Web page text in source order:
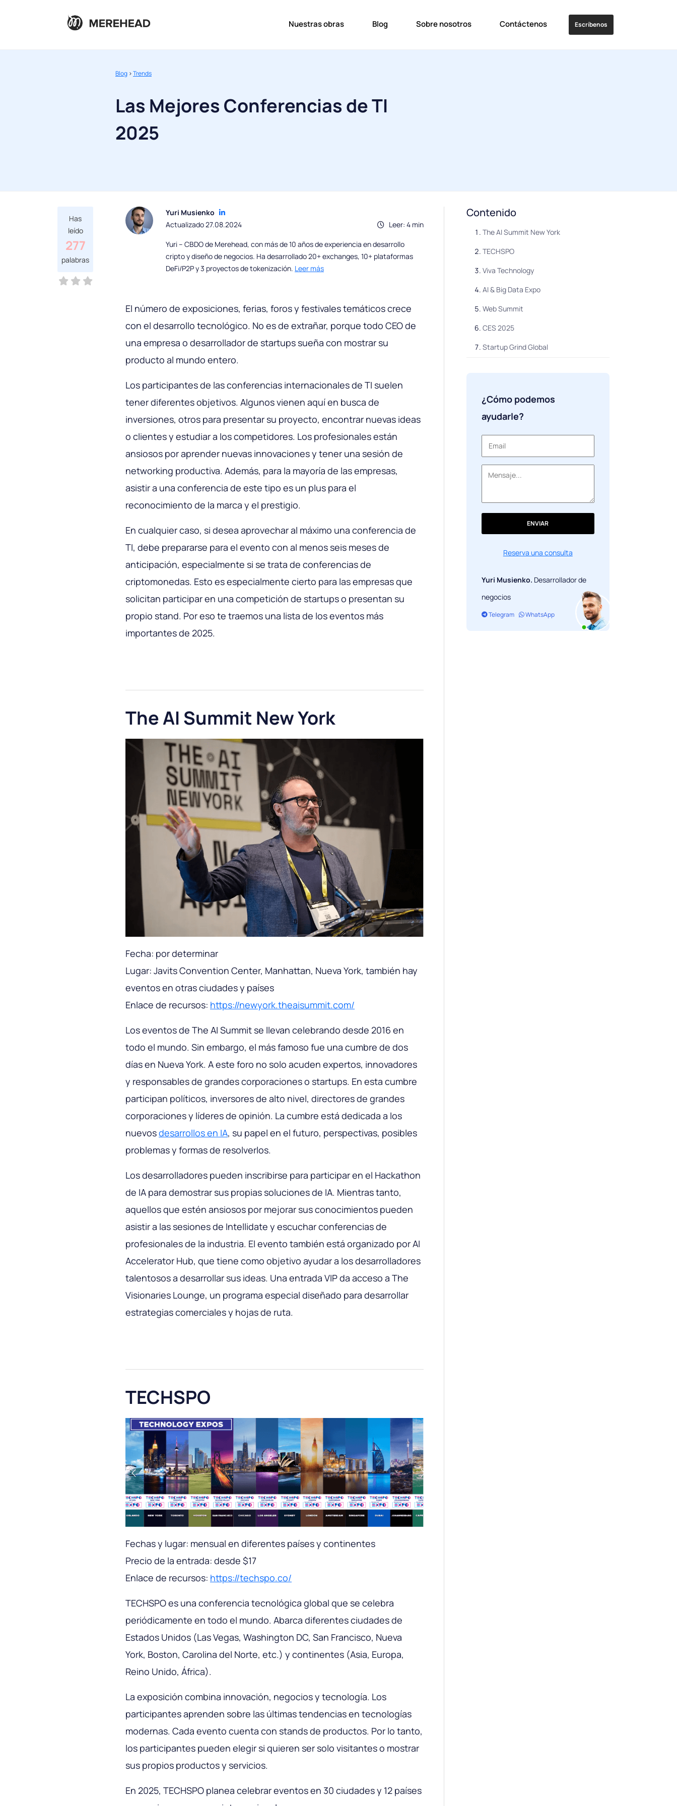
Nuestras obras Blog Sobre nosotros Contáctenos Escríbenos
Blog >Trends
Las Mejores Conferencias de TI
2025
Has
leído
277
palabras
Yuri Musienko
Leer: 4 min
Actualizado 27.08.2024
Yuri – CBDO de Merehead, con más de 10 años de experiencia en desarrollo
cripto y diseño de negocios. Ha desarrollado 20+ exchanges, 10+ plataformas
DeFi/P2P y 3 proyectos de tokenización. Leer más
El número de exposiciones, ferias, foros y festivales temáticos crece
con el desarrollo tecnológico. No es de extrañar, porque todo CEO de
una empresa o desarrollador de startups sueña con mostrar su
producto al mundo entero.
Los participantes de las conferencias internacionales de TI suelen
tener diferentes objetivos. Algunos vienen aquí en busca de
inversiones, otros para presentar su proyecto, encontrar nuevas ideas
o clientes y estudiar a los competidores. Los profesionales están
ansiosos por aprender nuevas innovaciones y tener una sesión de
networking productiva. Además, para la mayoría de las empresas,
asistir a una conferencia de este tipo es un plus para el
reconocimiento de la marca y el prestigio.
En cualquier caso, si desea aprovechar al máximo una conferencia de
TI, debe prepararse para el evento con al menos seis meses de
anticipación, especialmente si se trata de conferencias de
criptomonedas. Esto es especialmente cierto para las empresas que
solicitan participar en una competición de startups o presentan su
propio stand. Por eso te traemos una lista de los eventos más
importantes de 2025.
The AI ​​Summit New York
Fecha: por determinar
Lugar: Javits Convention Center, Manhattan, Nueva York, también hay
eventos en otras ciudades y países
Enlace de recursos: https://newyork.theaisummit.com/
Los eventos de The AI ​​Summit se llevan celebrando desde 2016 en
todo el mundo. Sin embargo, el más famoso fue una cumbre de dos
días en Nueva York. A este foro no solo acuden expertos, innovadores
y responsables de grandes corporaciones o startups. En esta cumbre
participan políticos, inversores de alto nivel, directores de grandes
corporaciones y líderes de opinión. La cumbre está dedicada a los
nuevosdesarrollos en IA, su papel en el futuro, perspectivas, posibles
problemas y formas de resolverlos.
Los desarrolladores pueden inscribirse para participar en el Hackathon
de IA para demostrar sus propias soluciones de IA. Mientras tanto,
aquellos que estén ansiosos por mejorar sus conocimientos pueden
asistir a las sesiones de Intellidate y escuchar conferencias de
profesionales de la industria. El evento también está organizado por AI
Accelerator Hub, que tiene como objetivo ayudar a los desarrolladores
talentosos a desarrollar sus ideas. Una entrada VIP da acceso a The
Visionaries Lounge, un programa especial diseñado para desarrollar
estrategias comerciales y hojas de ruta.
TECHSPO
Fechas y lugar: mensual en diferentes países y continentes
Precio de la entrada: desde $17
Enlace de recursos: https://techspo.co/
TECHSPO es una conferencia tecnológica global que se celebra
periódicamente en todo el mundo. Abarca diferentes ciudades de
Estados Unidos (Las Vegas, Washington DC, San Francisco, Nueva
York, Boston, Carolina del Norte, etc.) y continentes (Asia, Europa,
Reino Unido, África).
La exposición combina innovación, negocios y tecnología. Los
participantes aprenden sobre las últimas tendencias en tecnologías
modernas. Cada evento cuenta con stands de productos. Por lo tanto,
los participantes pueden elegir si quieren ser solo visitantes o mostrar
sus propios productos y servicios.
En 2025, TECHSPO planea celebrar eventos en 30 ciudades y 12 países
Contenido
The AI ​​Summit New York
TECHSPO
Viva Technology
AI & Big Data Expo
Web Summit
CES 2025
Startup Grind Global
London Tech Week 2025
Conferencia RSA 2025
KickStart Europe
¿Cómo podemos
ayudarle?
ENVIAR
Reserva una consulta
Yuri Musienko. Desarrollador de
negocios
Telegram WhatsApp